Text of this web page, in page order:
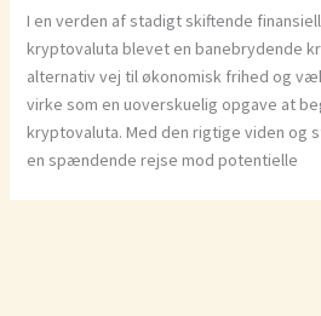
I en verden af stadigt skiftende
kryptovaluta blevet en banebrydende
alternativ vej til økonomisk frihed og
virke som en uoverskuelig opgave at
kryptovaluta. Med den rigtige viden og
en spændende rejse mod potentielle